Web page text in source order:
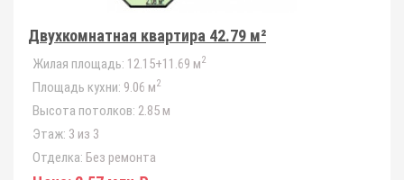
Двухкомнатная квартира 42.79 м²
Жилая площадь: 12.15+11.69 м2
Площадь кухни: 9.06 м2
Высота потолков: 2.85 м
Этаж: 3 из 3
Отделка: Без ремонта